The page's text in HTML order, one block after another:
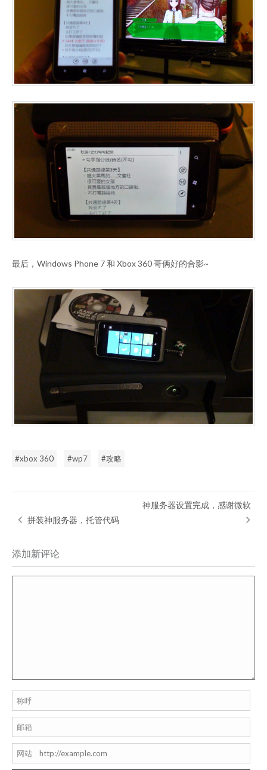
最后，Windows Phone 7 和 Xbox 360 哥俩好的合影~
xbox 360 wp7 攻略
拼装神服务器，托管代码
神服务器设置完成，感谢微软
添加新评论
称呼
邮箱
网站